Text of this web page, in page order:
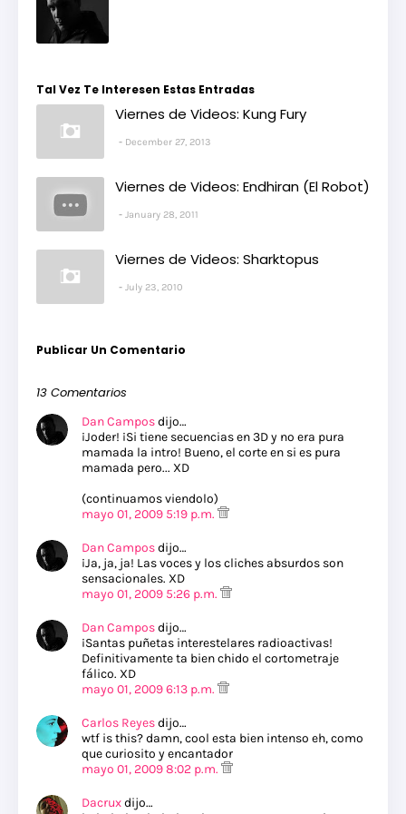
Tal Vez Te Interesen Estas Entradas
Viernes de Videos: Kung Fury
December 27, 2013
Viernes de Videos: Endhiran (El Robot)
January 28, 2011
Viernes de Videos: Sharktopus
July 23, 2010
Publicar Un Comentario
13 Comentarios
Dan Camposdijo…
¡Joder! ¡Si tiene secuencias en 3D y no era pura
mamada la intro! Bueno, el corte en si es pura
mamada pero... XD
(continuamos viendolo)
mayo 01, 2009 5:19 p.m.
Dan Camposdijo…
¡Ja, ja, ja! Las voces y los cliches absurdos son
sensacionales. XD
mayo 01, 2009 5:26 p.m.
Dan Camposdijo…
¡Santas puñetas interestelares radioactivas!
Definitivamente ta bien chido el cortometraje
fálico. XD
mayo 01, 2009 6:13 p.m.
Carlos Reyesdijo…
wtf is this? damn, cool esta bien intenso eh, como
que curiosito y encantador
mayo 01, 2009 8:02 p.m.
Dacruxdijo…